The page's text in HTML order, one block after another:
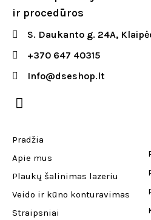
ir procedūros
S. Daukanto g. 24A,
+370 647 40315
Info@dseshop.lt
Pradžia
Apie mus
Plaukų šalinimas lazeriu
Veido ir kūno konturavimas
Straipsniai